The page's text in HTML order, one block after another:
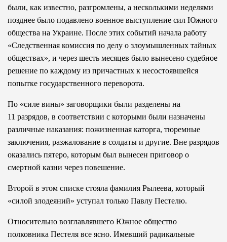
были, как известно, разгромлены, а несколькими неделями
позднее было подавлено военное выступление сил Южного
общества на Украине. После этих событий начала работу
«Следственная комиссия по делу о злоумышленных тайных
обществах», и через шесть месяцев было вынесено судебное
решение по каждому из причастных к несостоявшейся
попытке государственного переворота.
По «силе вины» заговорщики были разделены на
11 разрядов, в соответствии с которыми были назначены
различные наказания: пожизненная каторга, тюремные
заключения, разжалование в солдаты и другие. Вне разрядов
оказались пятеро, которым был вынесен приговор о
смертной казни через повешение.
Второй в этом списке стояла фамилия Рылеева, который
«силой злодеяний» уступал только Павлу Пестелю.
Относительно возглавлявшего Южное общество
полковника Пестеля все ясно. Имевший радикальные